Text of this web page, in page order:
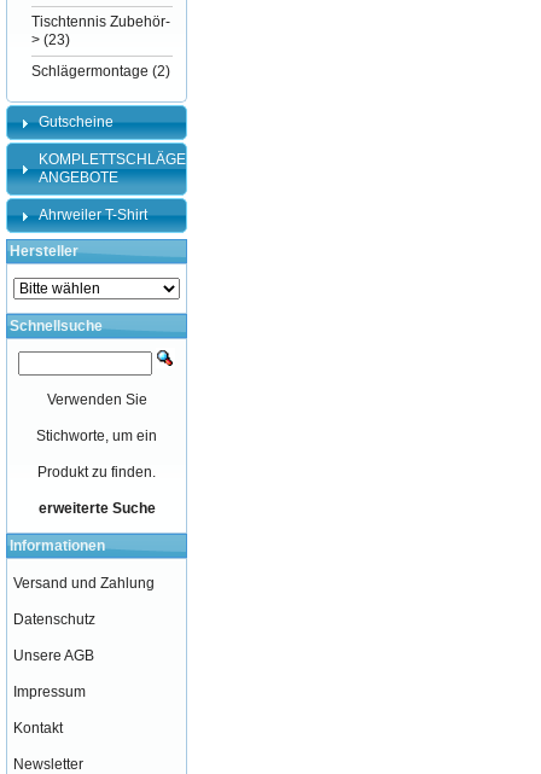
Tischtennis Zubehör-
> (23)
Schlägermontage (2)
Gutscheine
KOMPLETTSCHLÄGER-
ANGEBOTE
Ahrweiler T-Shirt
Hersteller
Schnellsuche
Verwenden Sie
Stichworte, um ein
Produkt zu finden.
erweiterte Suche
Informationen
Versand und Zahlung
Datenschutz
Unsere AGB
Impressum
Kontakt
Newsletter